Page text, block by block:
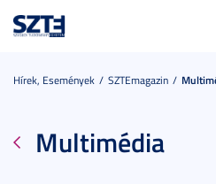
Hírek, Események SZTEmagazin
Multimédia